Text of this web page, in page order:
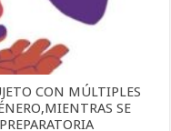
CON MÚLTIPLES
SE